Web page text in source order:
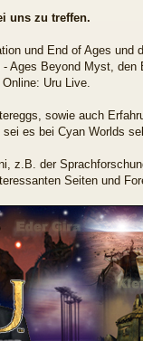
uns zu treffen.
und End of Ages und
Beyond Myst, den
Uru Live.
sowie auch
es bei Cyan Worlds
z.B. der
Seiten und